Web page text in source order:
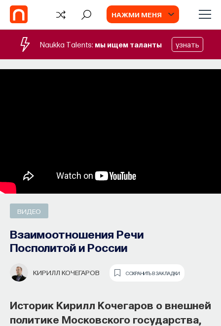
НАЖМИ МЕНЯ
Naukka Talents: мы ищем таланты узнать
ВИДЕО
Взаимоотношения Речи
Посполитой и России
КИРИЛЛ КОЧЕГАРОВ СОХРАНИТЬ В ЗАКЛАДКИ
Историк Кирилл Кочегаров о внешней
политике Московского государства,
БЛОГ